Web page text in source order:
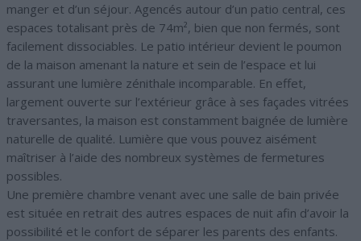
manger et d’un séjour. Agencés autour d’un patio central, ces
espaces totalisant près de 74m², bien que non fermés, sont
facilement dissociables. Le patio intérieur devient le poumon
de la maison amenant la nature et sein de l’espace et lui
assurant une lumière zénithale incomparable. En effet,
largement ouverte sur l’extérieur grâce à ses façades vitrées
traversantes, la maison est constamment baignée de lumière
naturelle de qualité. Lumière que vous pouvez aisément
maîtriser à l’aide des nombreux systèmes de fermetures
possibles.
Une première chambre venant avec une salle de bain privée
est située en retrait des autres espaces de nuit afin d’avoir la
possibilité et le confort de séparer les parents des enfants.